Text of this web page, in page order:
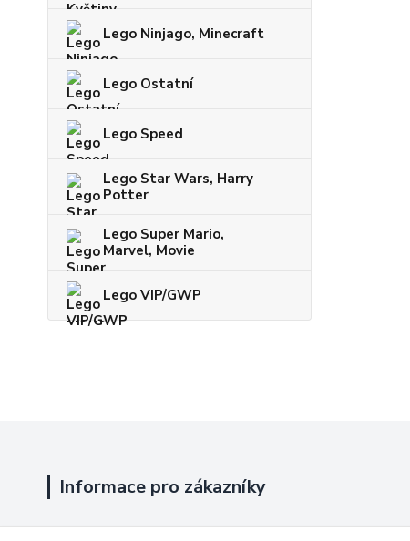
Lego Ninjago, Minecraft
Lego Ostatní
Lego Speed
Lego Star Wars, Harry
Potter
Lego Super Mario,
Marvel, Movie
Lego VIP/GWP
Informace pro zákazníky